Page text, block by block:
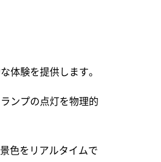
体験を提供します。
ンプの点灯を物理的
色をリアルタイムで